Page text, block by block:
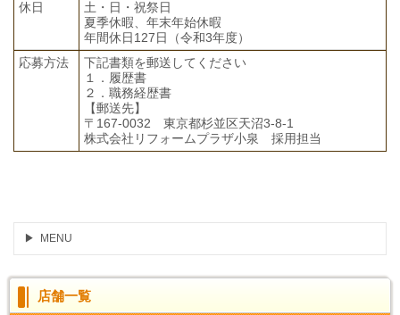
休日
土・日・祝祭日
夏季休暇、年末年始休暇
年間休日127日（令和3年度）
応募方法
下記書類を郵送してください
１．履歴書
２．職務経歴書
【郵送先】
〒167-0032 東京都杉並区天沼3-8-1
株式会社リフォームプラザ小泉 採用担当
MENU
店舗一覧